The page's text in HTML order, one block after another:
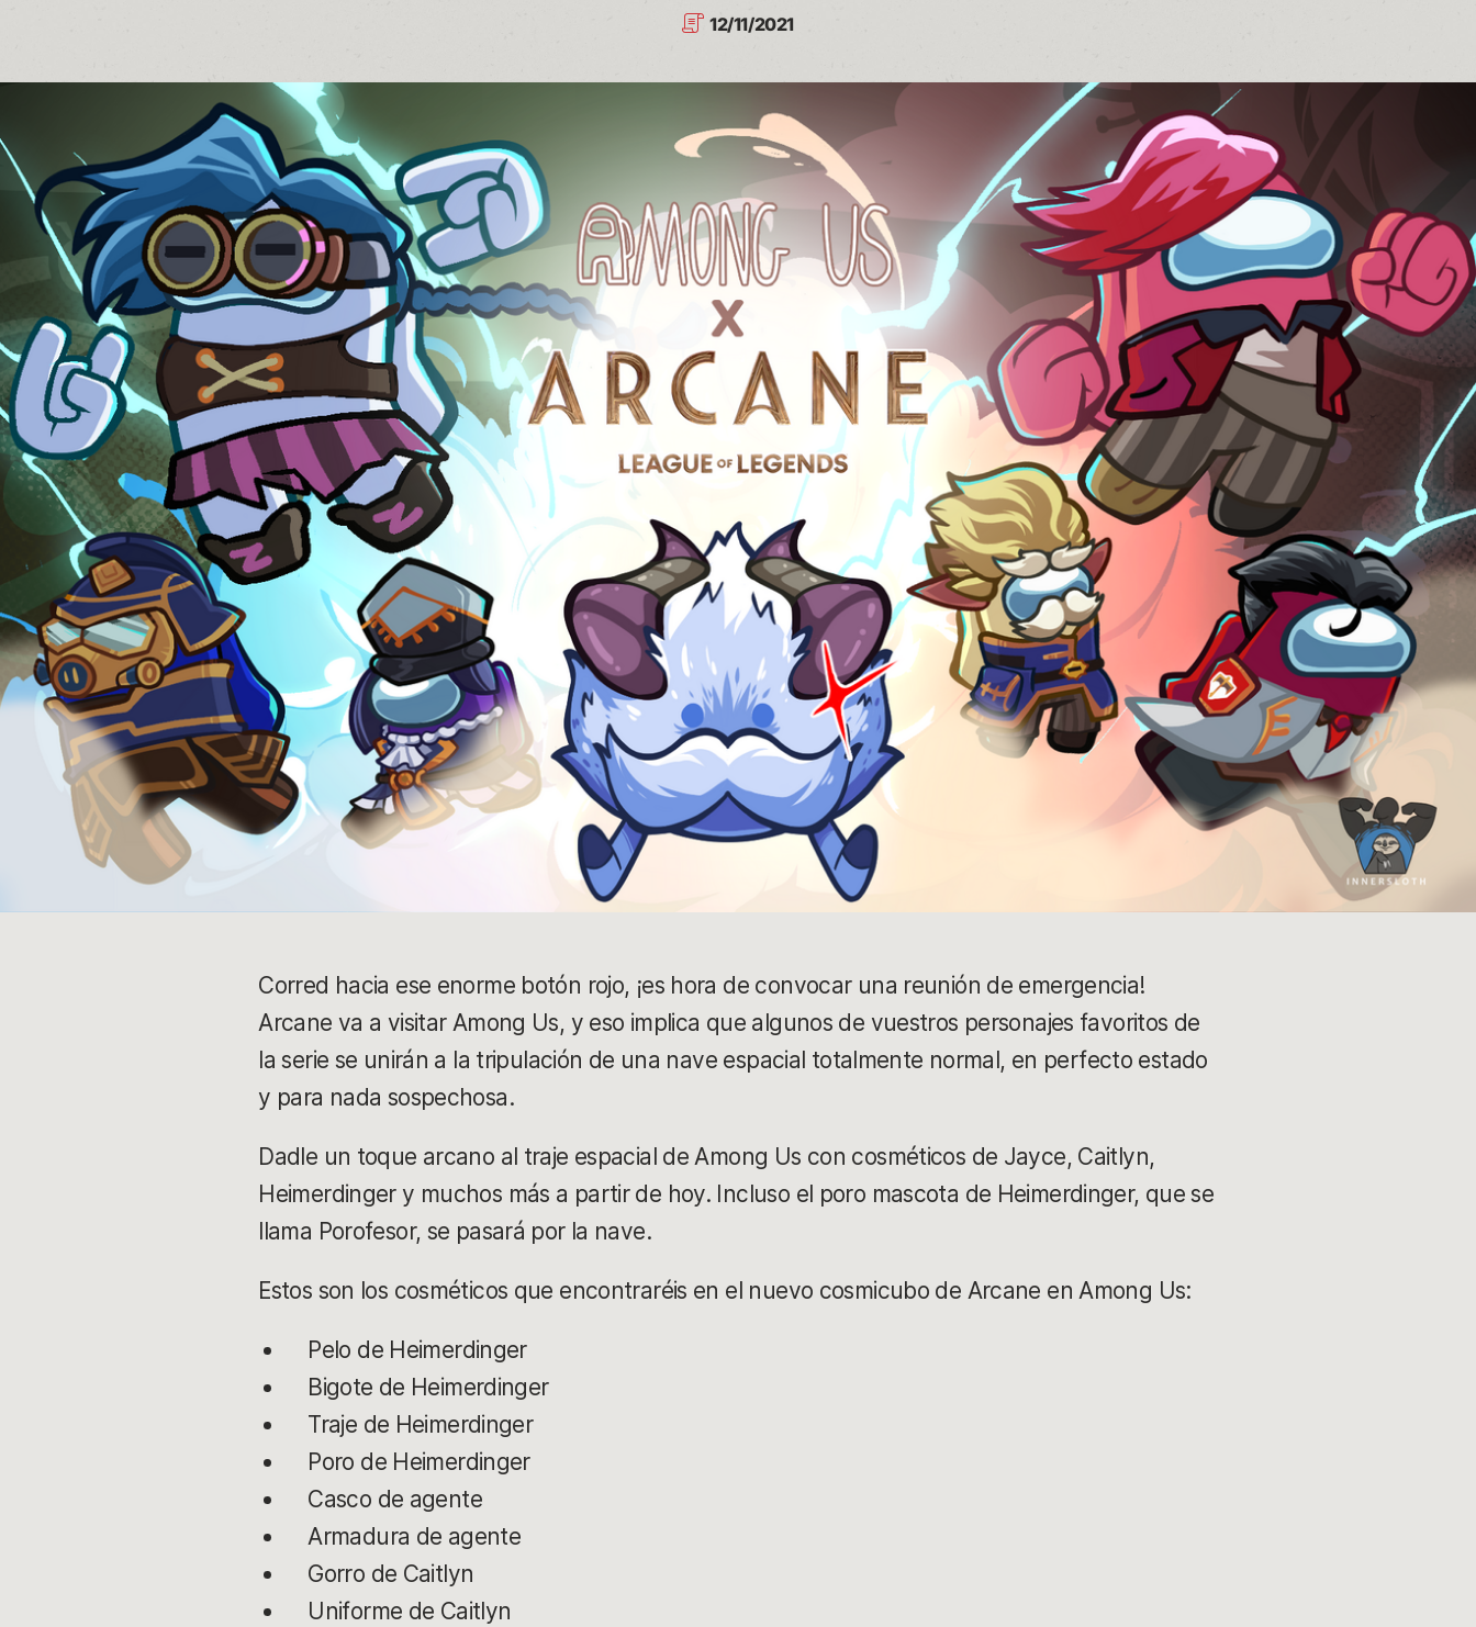
12/11/2021
Corred hacia ese enorme botón rojo, ¡es hora de convocar una reunión de emergencia!
Arcane va a visitar Among Us, y eso implica que algunos de vuestros personajes favoritos de
la serie se unirán a la tripulación de una nave espacial totalmente normal, en perfecto estado
y para nada sospechosa.
Dadle un toque arcano al traje espacial de Among Us con cosméticos de Jayce, Caitlyn,
Heimerdinger y muchos más a partir de hoy. Incluso el poro mascota de Heimerdinger, que se
llama Porofesor, se pasará por la nave.
Estos son los cosméticos que encontraréis en el nuevo cosmicubo de Arcane en Among Us:
Pelo de Heimerdinger
Bigote de Heimerdinger
Traje de Heimerdinger
Poro de Heimerdinger
Casco de agente
Armadura de agente
Gorro de Caitlyn
Uniforme de Caitlyn